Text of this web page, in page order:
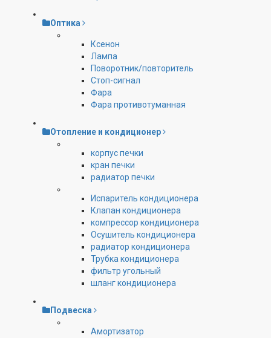
Оптика
Ксенон
Лампа
Поворотник/повторитель
Стоп-сигнал
Фара
Фара противотуманная
Отопление и кондиционер
корпус печки
кран печки
радиатор печки
Испаритель кондиционера
Клапан кондиционера
компрессор кондиционера
Осушитель кондиционера
радиатор кондиционера
Трубка кондиционера
фильтр угольный
шланг кондиционера
Подвеска
Амортизатор